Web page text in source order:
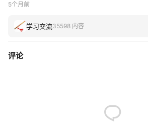
5个月前
学习交流35598 内容
评论